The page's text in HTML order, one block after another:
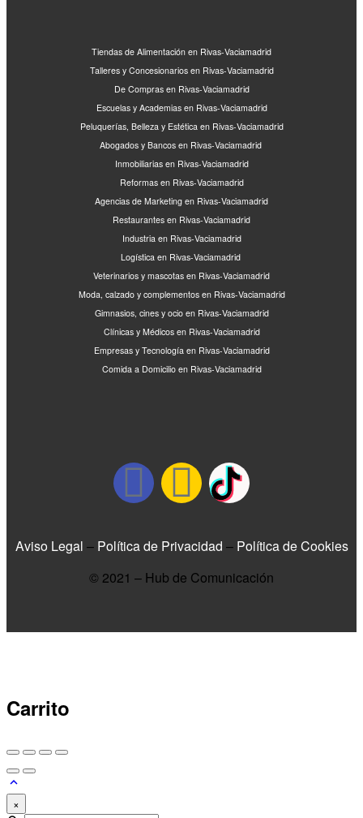
Tiendas de Alimentación en Rivas-Vaciamadrid
Talleres y Concesionarios en Rivas-Vaciamadrid
De Compras en Rivas-Vaciamadrid
Escuelas y Academias en Rivas-Vaciamadrid
Peluquerías, Belleza y Estética en Rivas-Vaciamadrid
Abogados y Bancos en Rivas-Vaciamadrid
Inmobiliarias en Rivas-Vaciamadrid
Reformas en Rivas-Vaciamadrid
Agencias de Marketing en Rivas-Vaciamadrid
Restaurantes en Rivas-Vaciamadrid
Industria en Rivas-Vaciamadrid
Logística en Rivas-Vaciamadrid
Veterinarios y mascotas en Rivas-Vaciamadrid
Moda, calzado y complementos en Rivas-Vaciamadrid
Gimnasios, cines y ocio en Rivas-Vaciamadrid
Clínicas y Médicos en Rivas-Vaciamadrid
Empresas y Tecnología en Rivas-Vaciamadrid
Comida a Domicilio en Rivas-Vaciamadrid
Aviso Legal – Política de Privacidad – Política de Cookies
© 2021 – Hub de Comunicación
Carrito
×